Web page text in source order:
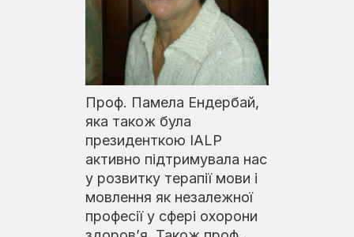
Проф. Памела Ендербай,
яка також була
президенткою IALP
активно підтримувала нас
у розвитку терапії мови і
мовлення як незалежної
професії у сфері охорони